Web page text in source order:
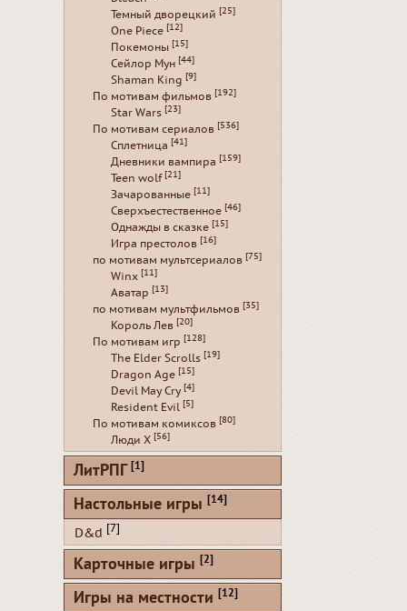
Темный дворецкий [25]
One Piece [12]
Покемоны [15]
Сейлор Мун [44]
Shaman King [9]
По мотивам фильмов [192]
Star Wars [23]
По мотивам сериалов [536]
Сплетница [41]
Дневники вампира [159]
Teen wolf [21]
Зачарованные [11]
Сверхъестественное [46]
Однажды в сказке [15]
Игра престолов [16]
по мотивам мультсериалов [75]
Winx [11]
Аватар [13]
по мотивам мультфильмов [35]
Король Лев [20]
По мотивам игр [128]
The Elder Scrolls [19]
Dragon Age [15]
Devil May Cry [4]
Resident Evil [5]
По мотивам комиксов [80]
Люди Х [56]
ЛитРПГ [1]
Настольные игры [14]
D&d [7]
Карточные игры [2]
Игры на местности [12]